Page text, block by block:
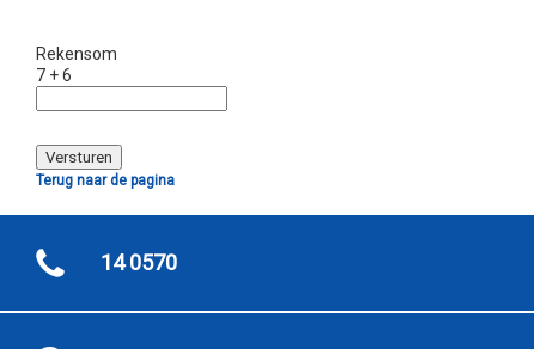
Rekensom
7 + 6
Terug naar de pagina
14 0570